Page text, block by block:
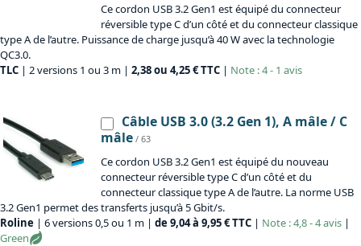
Ce cordon USB 3.2 Gen1 est équipé du connecteur
réversible type C d’un côté et du connecteur classique
type A de l’autre. Puissance de charge jusqu’à 40 W avec la technologie
QC3.0.
TLC | 2 versions 1 ou 3 m | 2,38 ou 4,25 € TTC | Note : 4 - 1 avis
Câble USB 3.0 (3.2 Gen 1), A mâle / C
mâle / 63
Ce cordon USB 3.2 Gen1 est équipé du nouveau
connecteur réversible type C d’un côté et du
connecteur classique type A de l’autre. La norme USB
3.2 Gen1 permet des transferts jusqu’à 5 Gbit/s.
Roline | 6 versions 0,5 ou 1 m | de 9,04 à 9,95 € TTC | Note : 4,8 - 4 avis |
Green